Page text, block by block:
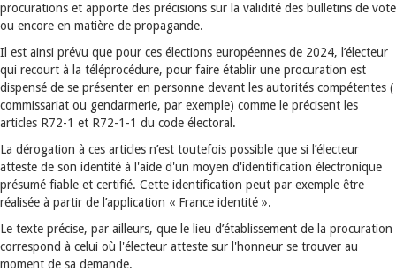
procurations et apporte des précisions sur la validité des bulletins de vote
ou encore en matière de propagande.
Il est ainsi prévu que pour ces élections européennes de 2024, l’électeur
qui recourt à la téléprocédure, pour faire établir une procuration est
dispensé de se présenter en personne devant les autorités compétentes (
commissariat ou gendarmerie, par exemple) comme le précisent les
articles R72-1 et R72-1-1 du code électoral.
La dérogation à ces articles n’est toutefois possible que si l’électeur
atteste de son identité à l'aide d'un moyen d'identification électronique
présumé fiable et certifié. Cette identification peut par exemple être
réalisée à partir de l’application « France identité ».
Le texte précise, par ailleurs, que le lieu d’établissement de la procuration
correspond à celui où l'électeur atteste sur l'honneur se trouver au
moment de sa demande.